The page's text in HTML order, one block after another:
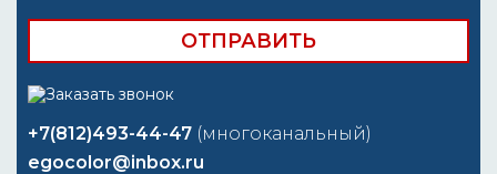
+7(812)493-44-47 (многоканальный)
egocolor@inbox.ru